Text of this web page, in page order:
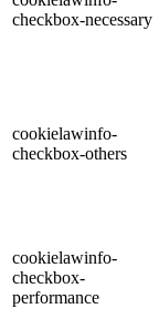
checkbox-necessary
cookielawinfo-
checkbox-others
cookielawinfo-
checkbox-
performance